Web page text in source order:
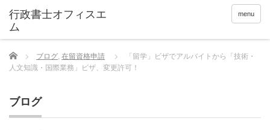
menu
Home ブログ, 在留資格申請
「留学」ビザでアルバイトから「技術・
人文知識・国際業務」ビザ、変更許可！
ブログ